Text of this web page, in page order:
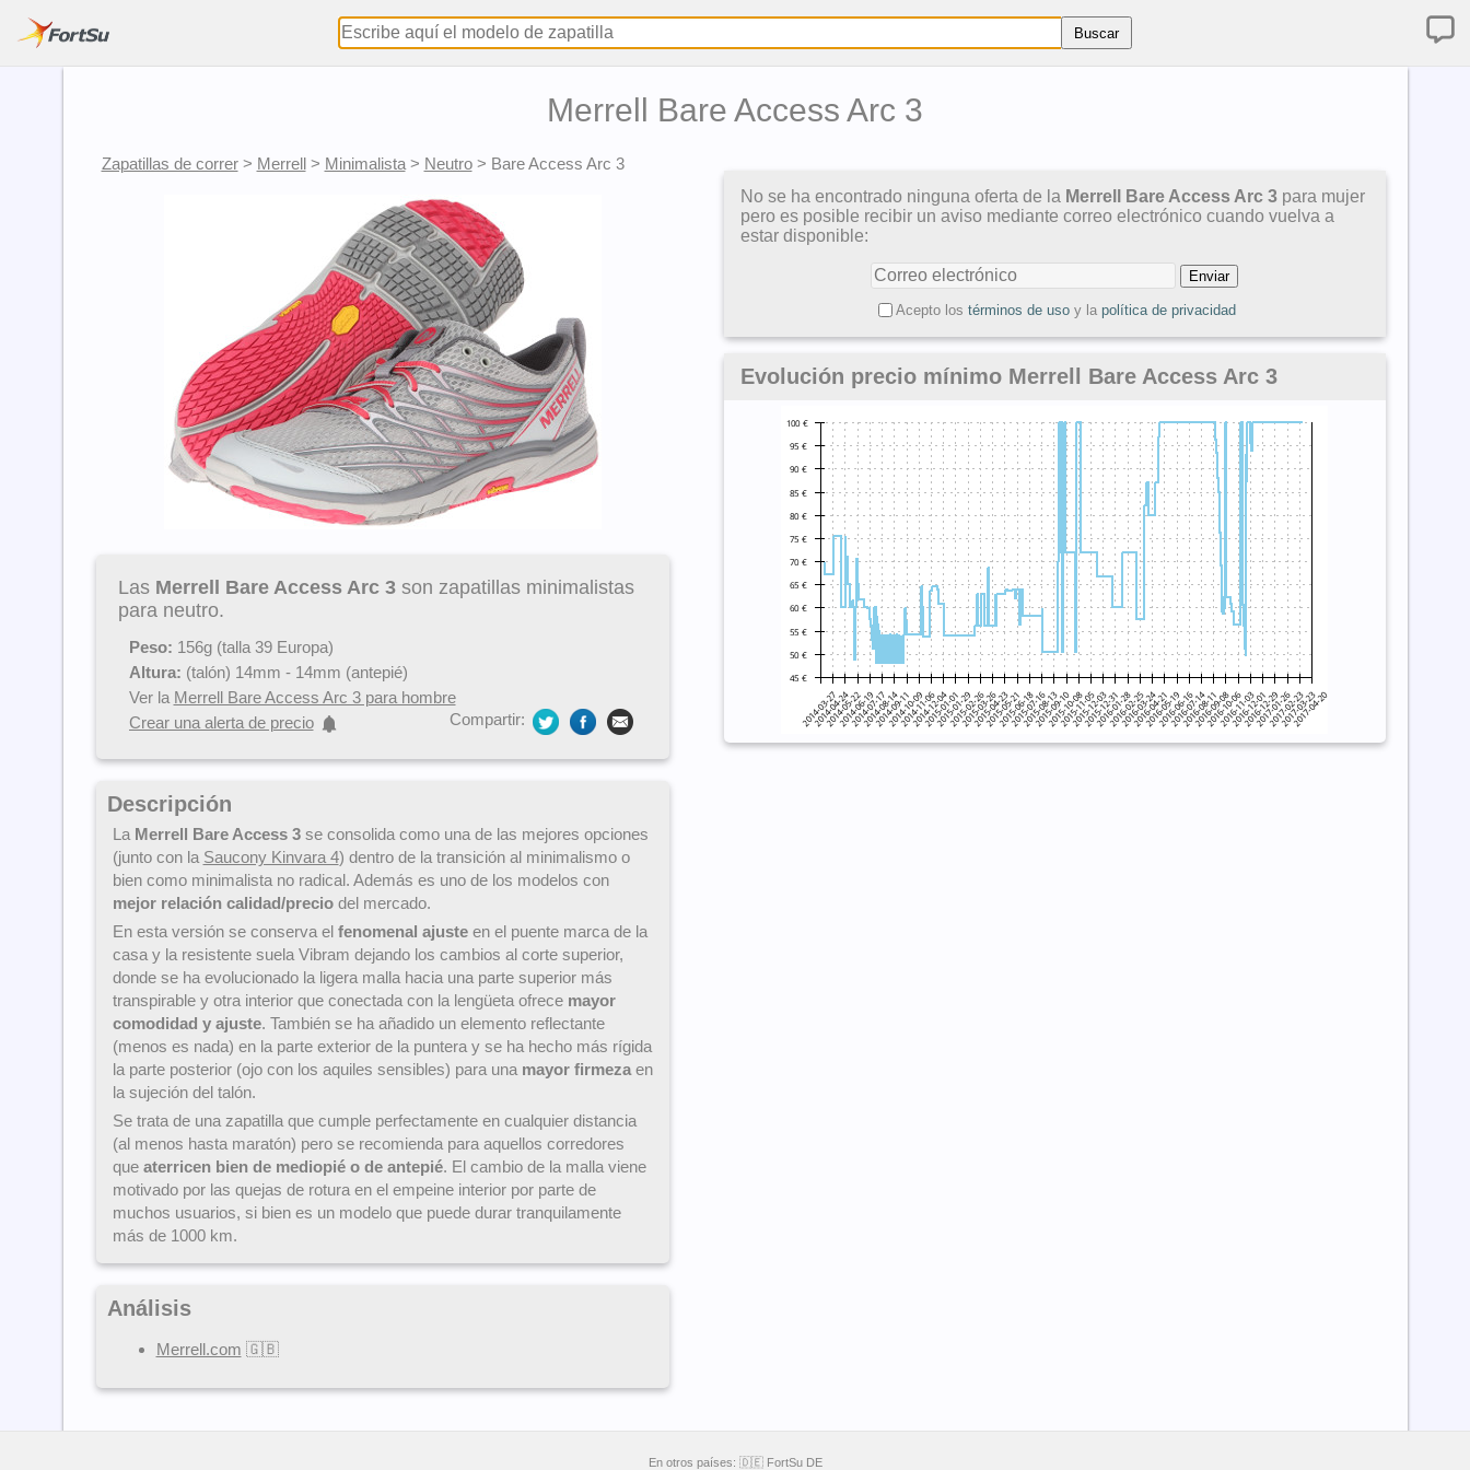
Merrell Bare Access Arc 3
Zapatillas de correr> Merrell> Minimalista> Neutro> Bare Access Arc 3
Las Merrell Bare Access Arc 3son zapatillas minimalistas
para neutro.
Peso: 156g (talla 39 Europa)
Altura: (talón) 14mm - 14mm (antepié)
Ver la Merrell Bare Access Arc 3 para hombre
Crear una alerta de precio
Compartir:
Descripción
La Merrell Bare Access 3se consolida como una de las mejores opciones
(junto con la Saucony Kinvara 4) dentro de la transición al minimalismo o
bien como minimalista no radical. Además es uno de los modelos con
mejor relación calidad/preciodel mercado.
En esta versión se conserva el fenomenal ajusteen el puente marca de la
casa y la resistente suela Vibram dejando los cambios al corte superior,
donde se ha evolucionado la ligera malla hacia una parte superior más
transpirable y otra interior que conectada con la lengüeta ofrece mayor
comodidad y ajuste. También se ha añadido un elemento reflectante
(menos es nada) en la parte exterior de la puntera y se ha hecho más rígida
la parte posterior (ojo con los aquiles sensibles) para una mayor firmezaen
la sujeción del talón.
Se trata de una zapatilla que cumple perfectamente en cualquier distancia
(al menos hasta maratón) pero se recomienda para aquellos corredores
que aterricen bien de mediopié o de antepié. El cambio de la malla viene
motivado por las quejas de rotura en el empeine interior por parte de
muchos usuarios, si bien es un modelo que puede durar tranquilamente
más de 1000 km.
Análisis
Merrell.com 🇬🇧
No se ha encontrado ninguna oferta de la Merrell Bare Access Arc 3 para mujer
pero es posible recibir un aviso mediante correo electrónico cuando vuelva a
estar disponible:
Acepto los términos de usoy la política de privacidad
Evolución precio mínimo Merrell Bare Access Arc 3
En otros países: 🇩🇪 FortSu DE